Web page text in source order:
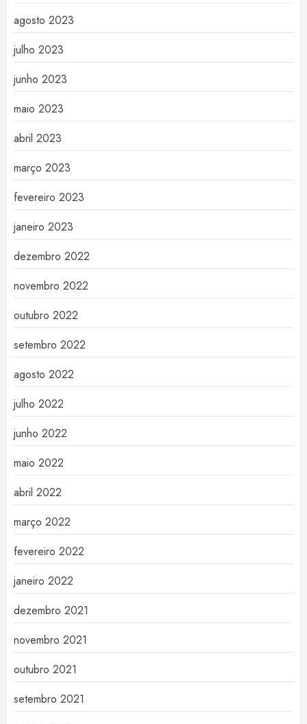
agosto 2023
julho 2023
junho 2023
maio 2023
abril 2023
março 2023
fevereiro 2023
janeiro 2023
dezembro 2022
novembro 2022
outubro 2022
setembro 2022
agosto 2022
julho 2022
junho 2022
maio 2022
abril 2022
março 2022
fevereiro 2022
janeiro 2022
dezembro 2021
novembro 2021
outubro 2021
setembro 2021